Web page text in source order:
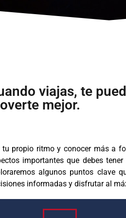
viajas, te
mejor.
tu propio ritmo y conocer más a
importantes que debes
algunos puntos clave
informadas y disfrutar al